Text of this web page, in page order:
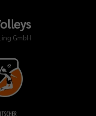
GmbH